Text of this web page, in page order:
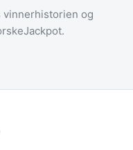
vinnerhistorien og